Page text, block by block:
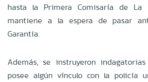
hasta la Primera Comisaría de La
mantiene a la espera de pasar
Garantía.
Además, se instruyeron
posee algún vínculo con la policía